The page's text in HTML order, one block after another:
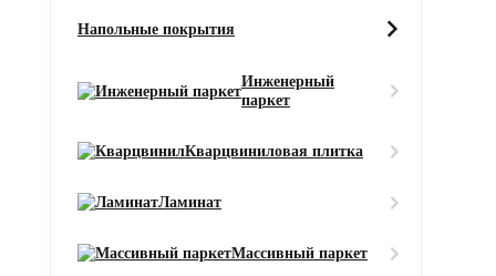
Напольные покрытия
Инженерный
паркет
Кварцвиниловая плитка
Ламинат
Массивный паркет
Страна
Ширина рулона (м)
1, 2, 3, 4